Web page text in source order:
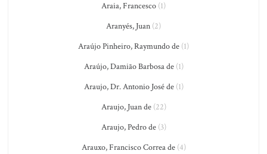
Araia, Francesco (1)
Aranyés, Juan (2)
Araújo Pinheiro, Raymundo de (1)
Araújo, Damião Barbosa de(1)
Araujo, Dr. Antonio José de(1)
Araujo, Juan de(22)
Araujo, Pedro de(3)
Arauxo, Francisco Correa de(4)